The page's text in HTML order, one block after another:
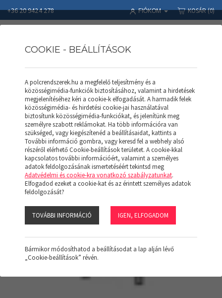
+36 20 9424 278 FIÓKOM KOSÁR(0)
Polcrendszerek Termékek
APROD POLC
APROD nyitott keret AK 106 (F)
COOKIE - BEÁLLÍTÁSOK
A polcrendszerek.hu a megfelelő teljesítmény és a
közösségimédia-funkciók biztosításához, valamint a hirdetések
megjelenítéséhez kéri a cookie-k elfogadását. A harmadik felek
közösségimédia- és hirdetési cookie-jai használatával
biztosítunk közösségimédia-funkciókat, és jelenítünk meg
személyre szabott reklámokat. Ha több információra van
szükséged, vagy kiegészítenéd a beállításaidat, kattints a
További információ gombra, vagy keresd fel a webhely alsó
részéről elérhető Cookie-beállítások területet. A cookie-kkal
kapcsolatos további információért, valamint a személyes
adatok feldolgozásának ismertetéséért tekintsd meg
Adatvédelmi és cookie-kra vonatkozó szabályzatunkat.
Elfogadod ezeket a cookie-kat és az érintett személyes adatok
feldolgozását?
TOVÁBBI INFORMÁCIÓ IGEN, ELFOGADOM
Bármikor módosíthatod a beállításodat a lap alján lévő
„Cookie-beállítások” révén.